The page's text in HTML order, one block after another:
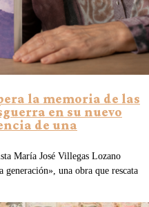
la memoria de las
en su nuevo
de una
María José Villegas Lozano
generación», una obra que rescata